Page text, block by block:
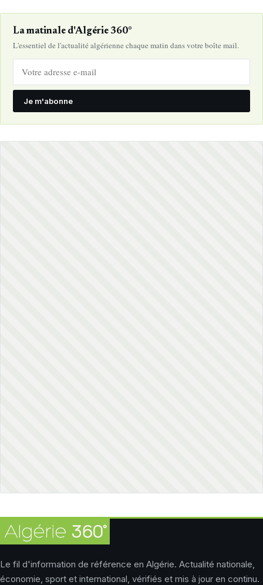
La matinale d'Algérie 360°
L'essentiel de l'actualité algérienne chaque matin dans votre boîte mail.
Je m'abonne
Le fil d'information de référence en Algérie. Actualité nationale,
économie, sport et international, vérifiés et mis à jour en continu.